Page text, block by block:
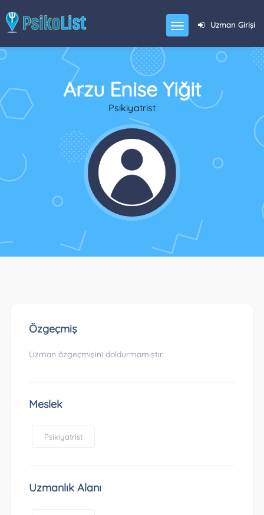
Uzman Girişi
Arzu Enise Yiğit
Psikiyatrist
Özgeçmiş
Uzman özgeçmişini doldurmamıştır.
Meslek
Psikiyatrist
Uzmanlık Alanı